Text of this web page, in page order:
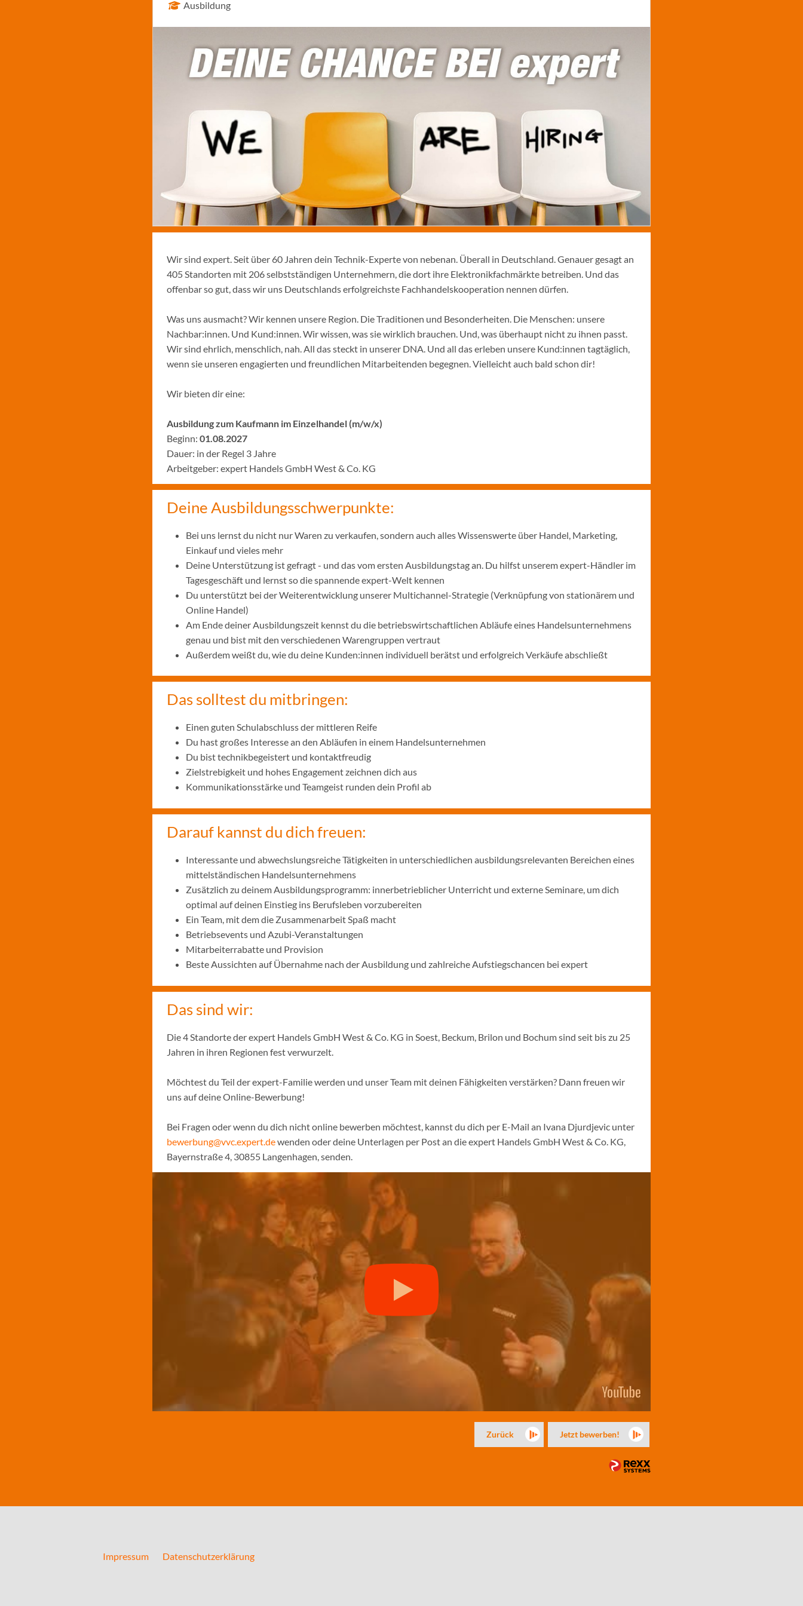
Ausbildung
Wir sind expert. Seit über 60 Jahren dein Technik-Experte von nebenan. Überall in Deutschland. Genauer gesagt an
405 Standorten mit 206 selbstständigen Unternehmern, die dort ihre Elektronikfachmärkte betreiben. Und das
offenbar so gut, dass wir uns Deutschlands erfolgreichste Fachhandelskooperation nennen dürfen.
Was uns ausmacht? Wir kennen unsere Region. Die Traditionen und Besonderheiten. Die Menschen: unsere
Nachbar:innen. Und Kund:innen. Wir wissen, was sie wirklich brauchen. Und, was überhaupt nicht zu ihnen passt.
Wir sind ehrlich, menschlich, nah. All das steckt in unserer DNA. Und all das erleben unsere Kund:innen tagtäglich,
wenn sie unseren engagierten und freundlichen Mitarbeitenden begegnen. Vielleicht auch bald schon dir!
Wir bieten dir eine:
Ausbildung zum Kaufmann im Einzelhandel (m/w/x)
Beginn: 01.08.2027
Dauer: in der Regel 3 Jahre
Arbeitgeber: expert Handels GmbH West & Co. KG
Deine Ausbildungsschwerpunkte:
Bei uns lernst du nicht nur Waren zu verkaufen, sondern auch alles Wissenswerte über Handel, Marketing,
Einkauf und vieles mehr
Deine Unterstützung ist gefragt - und das vom ersten Ausbildungstag an. Du hilfst unserem expert-Händler im
Tagesgeschäft und lernst so die spannende expert-Welt kennen
Du unterstützt bei der Weiterentwicklung unserer Multichannel-Strategie (Verknüpfung von stationärem und
Online Handel)
Am Ende deiner Ausbildungszeit kennst du die betriebswirtschaftlichen Abläufe eines Handelsunternehmens
genau und bist mit den verschiedenen Warengruppen vertraut
Außerdem weißt du, wie du deine Kunden:innen individuell berätst und erfolgreich Verkäufe abschließt
Das solltest du mitbringen:
Einen guten Schulabschluss der mittleren Reife
Du hast großes Interesse an den Abläufen in einem Handelsunternehmen
Du bist technikbegeistert und kontaktfreudig
Zielstrebigkeit und hohes Engagement zeichnen dich aus
Kommunikationsstärke und Teamgeist runden dein Profil ab
Darauf kannst du dich freuen:
Interessante und abwechslungsreiche Tätigkeiten in unterschiedlichen ausbildungsrelevanten Bereichen eines
mittelständischen Handelsunternehmens
Zusätzlich zu deinem Ausbildungsprogramm: innerbetrieblicher Unterricht und externe Seminare, um dich
optimal auf deinen Einstieg ins Berufsleben vorzubereiten
Ein Team, mit dem die Zusammenarbeit Spaß macht
Betriebsevents und Azubi-Veranstaltungen
Mitarbeiterrabatte und Provision
Beste Aussichten auf Übernahme nach der Ausbildung und zahlreiche Aufstiegschancen bei expert
Das sind wir:
Die 4 Standorte der expert Handels GmbH West & Co. KG in Soest, Beckum, Brilon und Bochum sind seit bis zu 25
Jahren in ihren Regionen fest verwurzelt.
Möchtest du Teil der expert-Familie werden und unser Team mit deinen Fähigkeiten verstärken? Dann freuen wir
uns auf deine Online-Bewerbung!
Bei Fragen oder wenn du dich nicht online bewerben möchtest, kannst du dich per E-Mail an Ivana Djurdjevic unter
bewerbung@vvc.expert.dewenden oder deine Unterlagen per Post an die expert Handels GmbH West & Co. KG,
Bayernstraße 4, 30855 Langenhagen, senden.
Zurück Jetzt bewerben!
Impressum Datenschutzerklärung